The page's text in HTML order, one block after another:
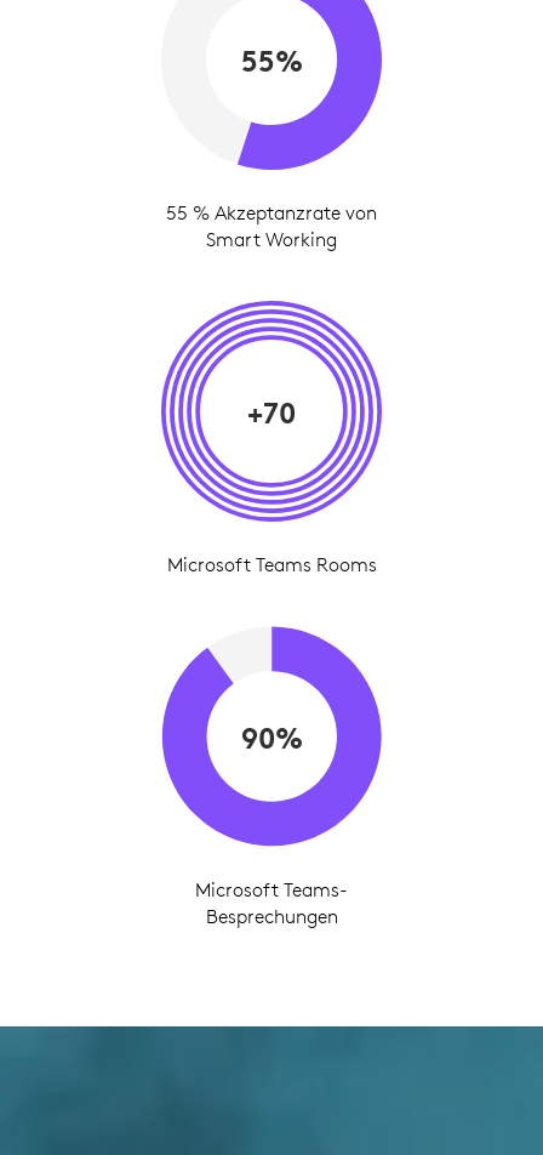
55%
55 % Akzeptanzrate von
Smart Working
+70
Microsoft Teams Rooms
90%
Microsoft Teams-
Besprechungen